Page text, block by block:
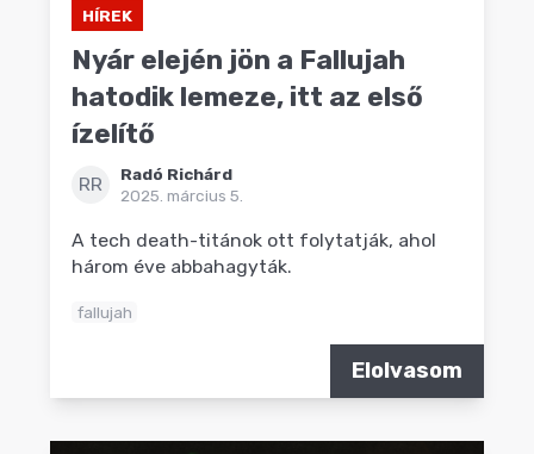
BLOGHÍREK
Nyár elején jön a Fallujah
hatodik lemeze, itt az első
ízelítő
RR
Radó Richárd
2025. március 5.
A tech death-titánok ott folytatják, ahol
három éve abbahagyták.
fallujah
Elolvasom